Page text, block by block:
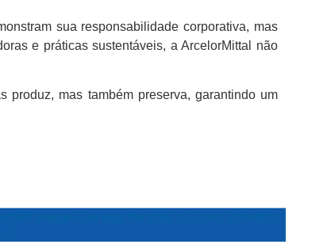
sua responsabilidade corporativa, mas
e práticas sustentáveis, a ArcelorMittal não
mas também preserva, garantindo um